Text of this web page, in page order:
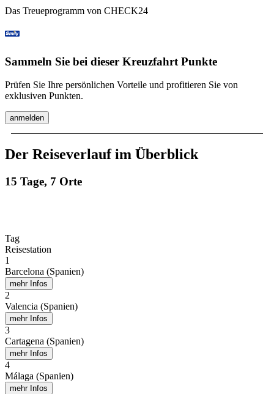
Das Treueprogramm von CHECK24
Sammeln Sie bei dieser Kreuzfahrt Punkte
Prüfen Sie Ihre persönlichen Vorteile und profitieren Sie von
exklusiven Punkten.
anmelden
Der Reiseverlauf im Überblick
15 Tage, 7 Orte
Tag
Reisestation
1
Barcelona (Spanien)
mehr Infos
2
Valencia (Spanien)
mehr Infos
3
Cartagena (Spanien)
mehr Infos
4
Málaga (Spanien)
mehr Infos